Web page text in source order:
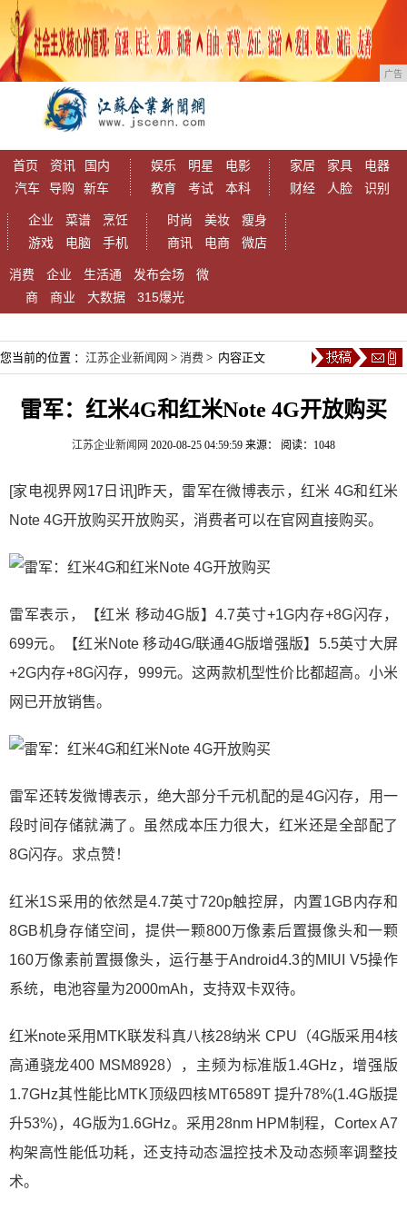
广告
首页 资讯
国内
汽车
导购 新车
娱乐 明星
电影
教育
考试 本科
家居 家具
电器
财经
人脸 识别
企业 菜谱
烹饪
游戏
电脑 手机
时尚 美妆
瘦身
商讯
电商 微店
消费 企业 生活通 发布会场
微
商
商业 大数据 315爆光
您当前的位置 ： 江苏企业新闻网 > 消费 > 内容正文
雷军：红米4G和红米Note 4G开放购买
江苏企业新闻网 2020-08-25 04:59:59 来源： 阅读：1048
[家电视界网17日讯]昨天，雷军在微博表示，红米 4G和红米
Note 4G开放购买开放购买，消费者可以在官网直接购买。
雷军表示，【红米 移动4G版】4.7英寸+1G内存+8G闪存，
699元。【红米Note 移动4G/联通4G版增强版】5.5英寸大屏
+2G内存+8G闪存，999元。这两款机型性价比都超高。小米
网已开放销售。
雷军还转发微博表示，绝大部分千元机配的是4G闪存，用一
段时间存储就满了。虽然成本压力很大，红米还是全部配了
8G闪存。求点赞！
红米1S采用的依然是4.7英寸720p触控屏，内置1GB内存和
8GB机身存储空间，提供一颗800万像素后置摄像头和一颗
160万像素前置摄像头，运行基于Android4.3的MIUI V5操作
系统，电池容量为2000mAh，支持双卡双待。
红米note采用MTK联发科真八核28纳米 CPU（4G版采用4核
高通骁龙400 MSM8928），主频为标准版1.4GHz，增强版
1.7GHz其性能比MTK顶级四核MT6589T 提升78%(1.4G版提
升53%)，4G版为1.6GHz。采用28nm HPM制程，Cortex A7
构架高性能低功耗，还支持动态温控技术及动态频率调整技
术。